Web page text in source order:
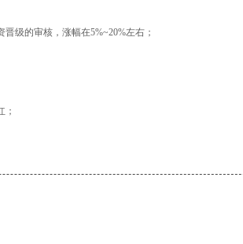
级的审核，涨幅在5%~20%左右；